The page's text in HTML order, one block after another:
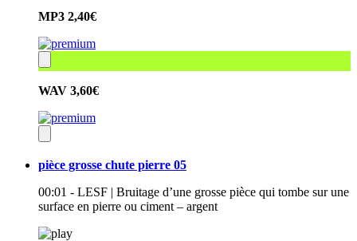
MP3 2,40€
WAV 3,60€
pièce grosse chute pierre 05
00:01 - LESF | Bruitage d’une grosse pièce qui tombe sur une
surface en pierre ou ciment – argent